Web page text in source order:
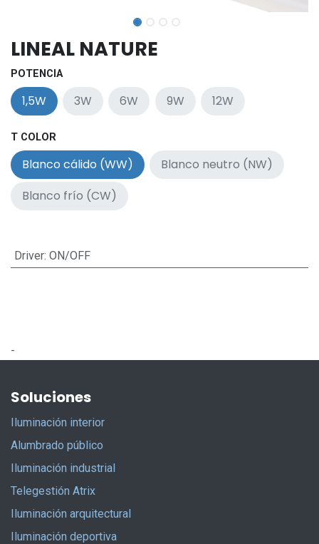
LINEAL NATURE
POTENCIA
1,5W 3W 6W 9W 12W
T COLOR
Blanco cálido (WW)
Blanco neutro (NW)
Blanco frío (CW)
Driver: ON/OFF
-
Soluciones
Iluminación interior
Alumbrado público
Iluminación industrial
Telegestión Atrix
Iluminación arquitectural
Iluminación deportiva